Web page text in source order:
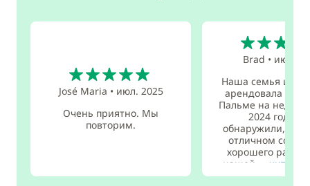
José Maria • июл. 2025
Очень приятно. Мы
повторим.
Brad • июн.
Наша семья из 5
арендовала Mio
Пальме на
2024 года.
обнаружили, что
отличном
хорошего
нашей ... читать